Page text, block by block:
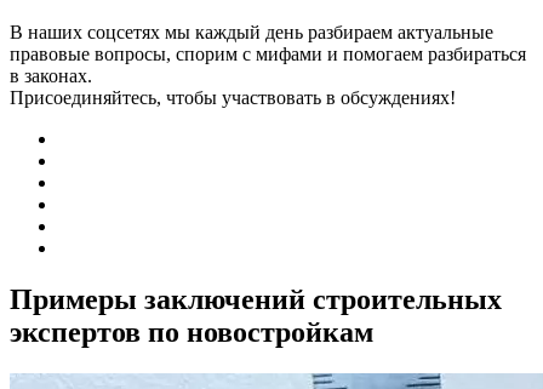
В наших соцсетях мы каждый день разбираем актуальные
правовые вопросы, спорим с мифами и помогаем разбираться
в законах.
Присоединяйтесь, чтобы участвовать в обсуждениях!
Примеры заключений строительных
экспертов по новостройкам